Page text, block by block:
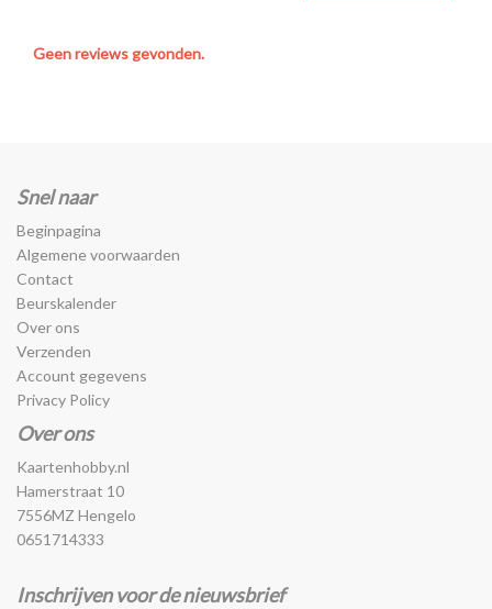
Geen reviews gevonden.
Snel naar
Beginpagina
Algemene voorwaarden
Contact
Beurskalender
Over ons
Verzenden
Account gegevens
Privacy Policy
Over ons
Kaartenhobby.nl
Hamerstraat 10
7556MZ Hengelo
0651714333
Inschrijven voor de nieuwsbrief